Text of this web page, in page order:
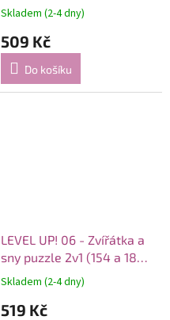
Skladem (2-4 dny)
509 Kč
Do košíku
LEVEL UP! 06 - Zvířátka a
sny puzzle 2v1 (154 a 180
dílků)
Skladem (2-4 dny)
519 Kč